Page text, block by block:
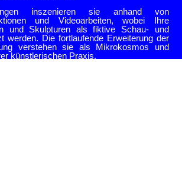
inszenieren sie anhand von
und Videoarbeiten, wobei Ihre
und Skulpturen als fiktive Schau- und
werden. Die fortlaufende Erweiterung der
verstehen sie als Mikrokosmos und
künstlerischen Praxis.